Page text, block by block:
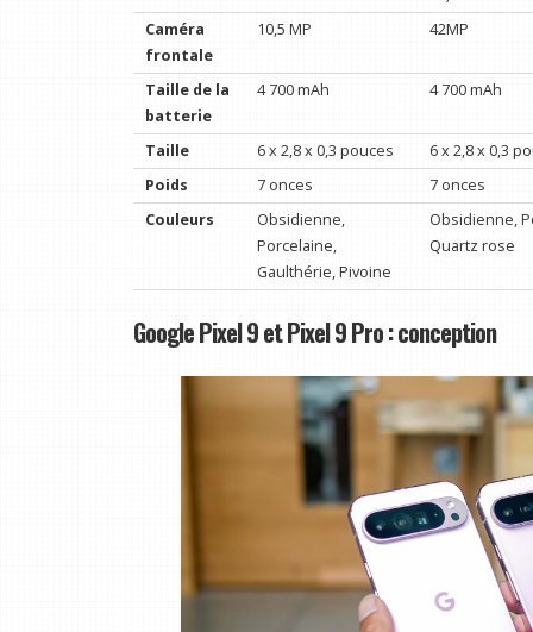
Caméra
frontale
10,5 MP 42MP
Taille de la
batterie
4 700 mAh 4 700 mAh
Taille 6 x 2,8 x 0,3 pouces
6 x 2,8 x 0,3
Poids
7 onces
7 onces
Couleurs
Obsidienne,
Porcelaine,
Gaulthérie, Pivoine
Obsidienne,
Quartz rose
Google Pixel 9 et Pixel 9 Pro : conception